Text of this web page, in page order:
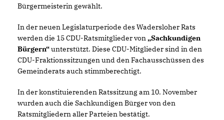
Bürgermeisterin gewählt.
In der neuen Legislaturperiode des Wadersloher Rats
werden die 15 CDU-Ratsmitglieder vonSachkundigen
Bürgern“unterstützt. Diese CDU-Mitglieder sind in den
CDU-Fraktionssitzungen und den Fachausschüssen des
Gemeinderats auch stimmberechtigt.
In der konstituierenden Ratssitzung am 10. November
wurden auch die Sachkundigen Bürger von den
Ratsmitgliedern aller Parteien bestätigt.